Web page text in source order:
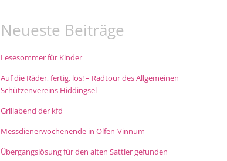
Neueste Beiträge
Lesesommer für Kinder
Auf die Räder, fertig, los! – Radtour des Allgemeinen
Schützenvereins Hiddingsel
Grillabend der kfd
Messdienerwochenende in Olfen-Vinnum
Übergangslösung für den alten Sattler gefunden